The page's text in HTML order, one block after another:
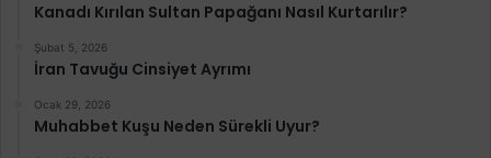
Kanadı Kırılan Sultan Papağanı Nasıl Kurtarılır?
Şubat 5, 2026
İran Tavuğu Cinsiyet Ayrımı
Ocak 29, 2026
Muhabbet Kuşu Neden Sürekli Uyur?